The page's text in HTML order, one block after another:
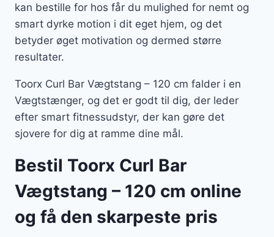
kan bestille for hos får du mulighed for nemt og
smart dyrke motion i dit eget hjem, og det
betyder øget motivation og dermed større
resultater.
Toorx Curl Bar Vægtstang – 120 cm falder i en
Vægtstænger, og det er godt til dig, der leder
efter smart fitnessudstyr, der kan gøre det
sjovere for dig at ramme dine mål.
Bestil Toorx Curl Bar
Vægtstang – 120 cm online
og få den skarpeste pris